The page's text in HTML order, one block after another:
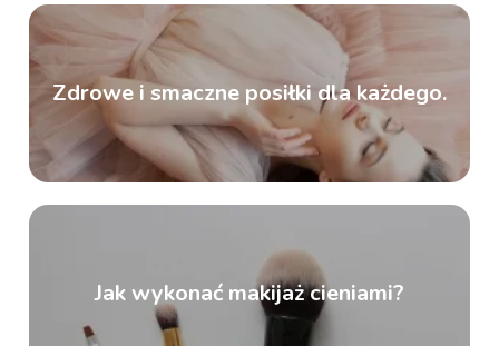
Zdrowe i smaczne posiłki dla każdego.
Jak wykonać makijaż cieniami?